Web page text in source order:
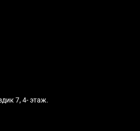
7, 4- этаж.